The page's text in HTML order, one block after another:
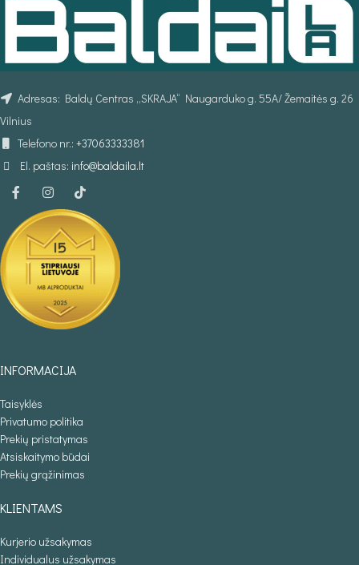
Adresas: Baldų Centras „SKRAJA“ Naugarduko g. 55A/ Žemaitės g. 26
Vilnius
Telefono nr.: +37063333381
El. paštas: info@baldaila.lt
INFORMACIJA
Taisyklės
Privatumo politika
Prekių pristatymas
Atsiskaitymo būdai
Prekių grąžinimas
KLIENTAMS
Kurjerio užsakymas
Individualus užsakymas